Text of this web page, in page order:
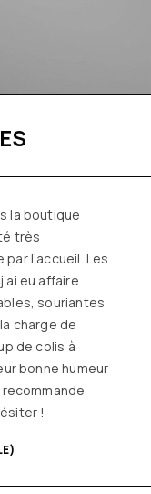
la boutique
très
l’accueil. Les
eu affaire
souriantes
charge de
de colis à
bonne humeur
!